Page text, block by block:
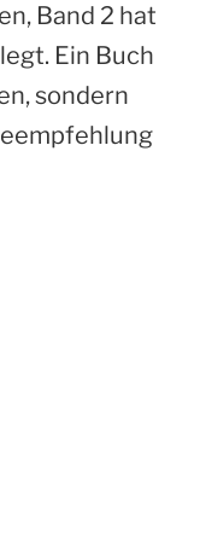
Band 2 hat
Ein Buch
sondern